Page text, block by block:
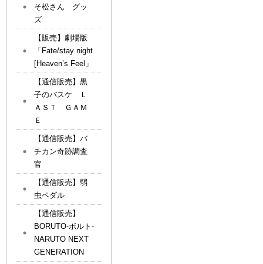
そ松さん グッ
ズ
【販売】劇場版
「Fate/stay night
[Heaven’s Feel」
【通信販売】黒
子のバスケ Ｌ
ＡＳＴ ＧＡＭ
Ｅ
【通信販売】バ
チカン奇跡調査
官
【通信販売】弱
虫ペダル
【通信販売】
BORUTO-ボルト-
NARUTO NEXT
GENERATION